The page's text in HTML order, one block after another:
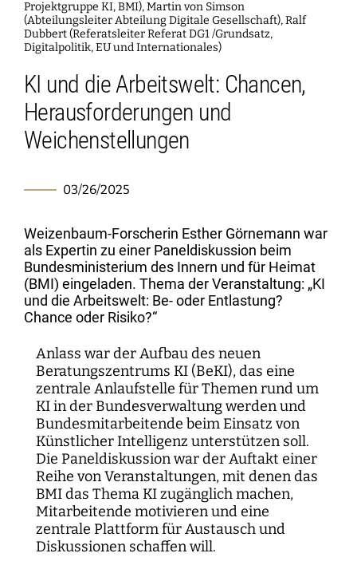
Dynamics of Digital Mobilization
Local Digital Public Spheres
Digitalization and Opening up Science
Education for the Digital World
Norm Setting and Decision Processes
Digitalization and Networked Security
Processes
Technology, Power, and Domination
WEIZENBAUM DIGITAL SCIENCE CENTER
Meta Research
Research Syntheses
Weizenbaum Panel
Methods Lab
RESEARCHERS
Researchers
Principal Investigators
MORE
Research Projects
Solidarity in the Networked Society
Pizza and...
Policy Roundtable
Cartography
Annual Reports
Weizenbaum Library
Open Access Publication Fund
DigiMeet
Institute
Principal Investigators
Institute Council
Board of Trustees
Advisory Board
Network
Transfer and Dialogue
Human Ressources
Finance Department
Career Development
Jobs
Fellowships
Press
Projektgruppe KI, BMI), Martin von Simson
(Abteilungsleiter Abteilung Digitale Gesellschaft), Ralf
Dubbert (Referatsleiter Referat DG1 /Grundsatz,
Digitalpolitik, EU und Internationales)
KI und die Arbeitswelt: Chancen,
Herausforderungen und
Weichenstellungen
03/26/2025
Weizenbaum-Forscherin Esther Görnemann war
als Expertin zu einer Paneldiskussion beim
Bundesministerium des Innern und für Heimat
(BMI) eingeladen. Thema der Veranstaltung: „KI
und die Arbeitswelt: Be- oder Entlastung?
Chance oder Risiko?“
Anlass war der Aufbau des neuen
Beratungszentrums KI (BeKI), das eine
zentrale Anlaufstelle für Themen rund um
KI in der Bundesverwaltung werden und
Bundesmitarbeitende beim Einsatz von
Künstlicher Intelligenz unterstützen soll.
Die Paneldiskussion war der Auftakt einer
Reihe von Veranstaltungen, mit denen das
BMI das Thema KI zugänglich machen,
Mitarbeitende motivieren und eine
zentrale Plattform für Austausch und
Diskussionen schaffen will.